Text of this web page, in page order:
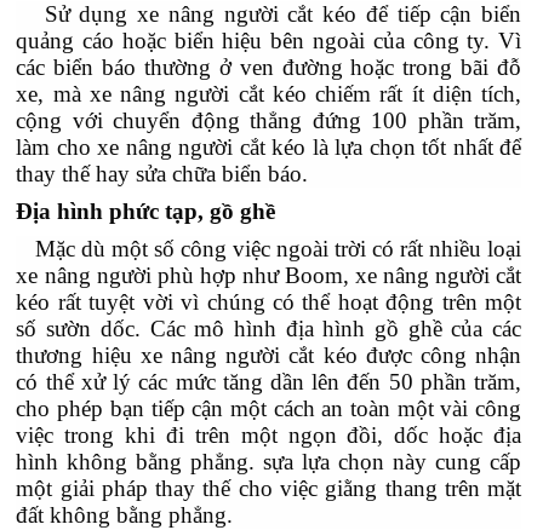
Sử dụng xe nâng người cắt kéo để tiếp cận biển
quảng cáo hoặc biển hiệu bên ngoài của công ty. Vì
các biển báo thường ở ven đường hoặc trong bãi đỗ
xe, mà xe nâng người cắt kéo chiếm rất ít diện tích,
cộng với chuyển động thẳng đứng 100 phần trăm,
làm cho xe nâng người cắt kéo là lựa chọn tốt nhất để
thay thế hay sửa chữa biển báo.
Địa hình phức tạp, gồ ghề
Mặc dù một số công việc ngoài trời có rất nhiều loại
xe nâng người phù hợp như Boom, xe nâng người cắt
kéo rất tuyệt vời vì chúng có thể hoạt động trên một
số sườn dốc. Các mô hình địa hình gồ ghề của các
thương hiệu xe nâng người cắt kéo được công nhận
có thể xử lý các mức tăng dần lên đến 50 phần trăm,
cho phép bạn tiếp cận một cách an toàn một vài công
việc trong khi đi trên một ngọn đồi, dốc hoặc địa
hình không bằng phẳng. sựa lựa chọn này cung cấp
một giải pháp thay thế cho việc giằng thang trên mặt
đất không bằng phẳng.